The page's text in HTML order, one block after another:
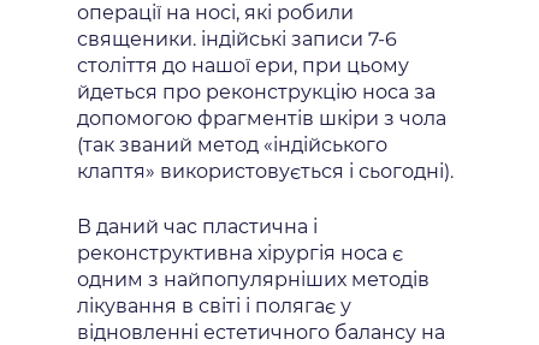
операції на носі, які робили
священики. індійські записи 7-6
століття до нашої ери, при цьому
йдеться про реконструкцію носа за
допомогою фрагментів шкіри з чола
(так званий метод «індійського
клаптя» використовується і сьогодні).
В даний час пластична і
реконструктивна хірургія носа є
одним з найпопулярніших методів
лікування в світі і полягає у
відновленні естетичного балансу на